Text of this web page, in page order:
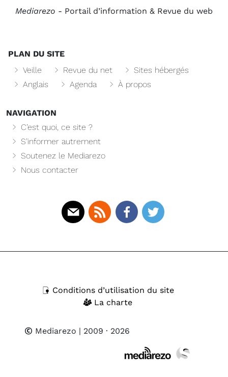
Mediarezo - Portail d’information & Revue du web
PLAN DU SITE
Veille
Revue du net
Sites hébergés
Anglais
Agenda À propos
NAVIGATION
C’est quoi, ce site ?
S’informer autrement
Soutenez le Mediarezo
Nous contacter
Conditions d’utilisation du site
La charte
Mediarezo | 2009 · 2026